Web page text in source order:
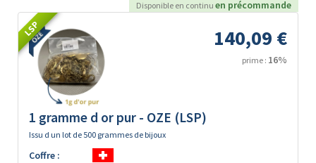
Disponible en continu en précommande
LSP 140,09 €
prime : 16%
1 gramme d or pur - OZE (LSP)
Issu d un lot de 500 grammes de bijoux
Coffre :